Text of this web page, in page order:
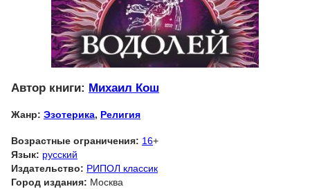
Автор книги: Михаил Кош
Жанр: Эзотерика, Религия
Возрастные ограничения: 16+
Язык: русский
Издательство: РИПОЛ классик
Город издания: Москва